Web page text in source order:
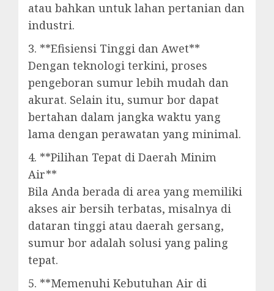
atau bahkan untuk lahan pertanian dan
industri.
3. **Efisiensi Tinggi dan Awet**
Dengan teknologi terkini, proses
pengeboran sumur lebih mudah dan
akurat. Selain itu, sumur bor dapat
bertahan dalam jangka waktu yang
lama dengan perawatan yang minimal.
4. **Pilihan Tepat di Daerah Minim
Air**
Bila Anda berada di area yang memiliki
akses air bersih terbatas, misalnya di
dataran tinggi atau daerah gersang,
sumur bor adalah solusi yang paling
tepat.
5. **Memenuhi Kebutuhan Air di